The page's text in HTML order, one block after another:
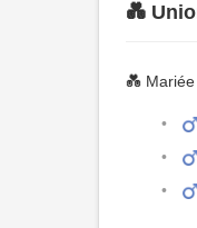
💑
💑